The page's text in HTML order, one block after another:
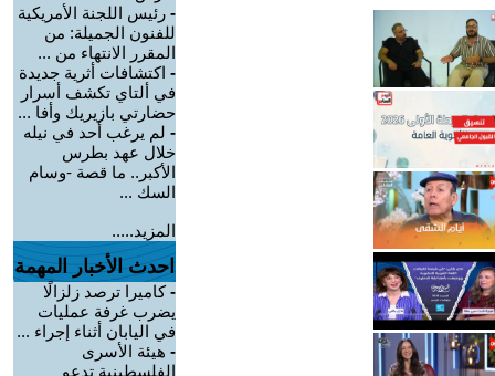
- رئيس اللجنة الأمريكية
للفنون الجميلة: من
المقرر الانتهاء من ...
- اكتشافات أثرية جديدة
في ألتاي تكشف أسرار
حضارتي بازيريك وأفا ...
- لم يرغب أحد في نيله
خلال عهد بطرس
الأكبر.. ما قصة -وسام
السك ...
المزيد.....
احدث الأخبار المهمة
-كاميرا ترصد زلزالًا
يضرب غرفة عمليات
في اليابان أثناء إجراء ...
- هيئة الأسرى
الفلسطينية تدعو